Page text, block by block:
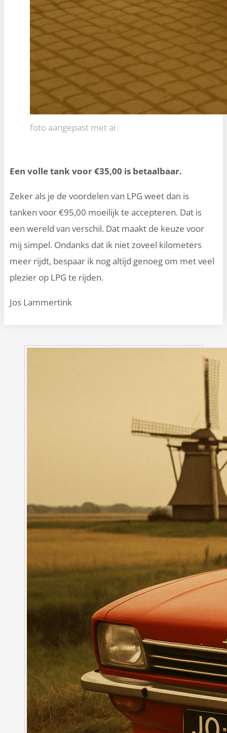
foto aangepast met ai
Een volle tank voor €35,00 is betaalbaar.
Zeker als je de voordelen van LPG weet dan is
tanken voor €95,00 moeilijk te accepteren. Dat is
een wereld van verschil. Dat maakt de keuze voor
mij simpel. Ondanks dat ik niet zoveel kilometers
meer rijdt, bespaar ik nog altijd genoeg om met veel
plezier op LPG te rijden.
Jos Lammertink